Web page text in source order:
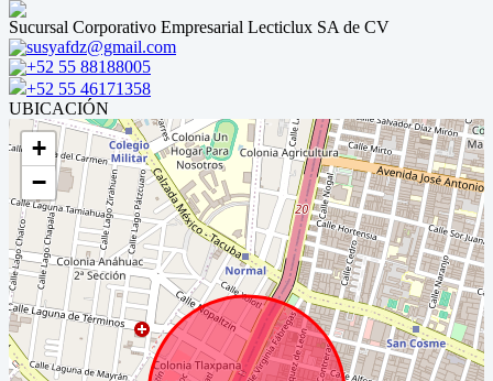
Sucursal Corporativo Empresarial Lecticlux SA de CV
susyafdz@gmail.com
+52 55 88188005
+52 55 46171358
UBICACIÓN
+
−